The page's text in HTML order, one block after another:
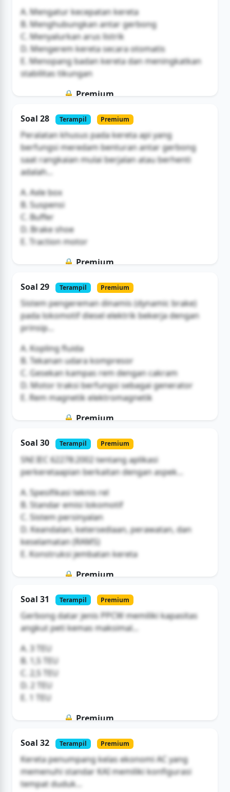
A. Mengatur kecepatan kereta
B. Menghubungkan antar gerbong
C. Menyalurkan arus listrik
D. Mengerem kereta secara otomatis
E. Menopang badan kereta dan meningkatkan
stabilitas tikungan
🔒 Premium
Buka Akses
Soal 28 Terampil Premium
Peralatan khusus pada kereta api yang
berfungsi meredam benturan antar gerbong
saat rangkaian mulai berjalan atau berhenti
adalah...
A. Axle box
B. Suspensi
C. Buffer
D. Brake shoe
E. Traction motor
🔒 Premium
Buka Akses
Soal 29 Terampil Premium
Sistem pengereman dinamis (dynamic brake)
pada lokomotif diesel elektrik bekerja dengan
prinsip...
A. Kopling fluida
B. Tekanan udara kompresor
C. Gesekan kampas rem dengan cakram
D. Motor traksi berfungsi sebagai generator
E. Rem magnetik elektromagnetik
🔒 Premium
Buka Akses
Soal 30 Terampil Premium
SNI IEC 62278:2002 tentang aplikasi
perkeretaapian berkaitan dengan aspek...
A. Spesifikasi teknis rel
B. Standar emisi lokomotif
C. Sistem persinyalan
D. Keandalan, ketersediaan, perawatan, dan
keselamatan (RAMS)
E. Konstruksi jembatan kereta
🔒 Premium
Buka Akses
Soal 31 Terampil Premium
Gerbong datar jenis PPCW memiliki kapasitas
angkut peti kemas maksimal...
A. 3 TEU
B. 1,5 TEU
C. 2,5 TEU
D. 2 TEU
E. 1 TEU
🔒 Premium
Buka Akses
Soal 32 Terampil Premium
Kereta penumpang kelas ekonomi AC yang
memenuhi standar KAI memiliki konfigurasi
tempat duduk...